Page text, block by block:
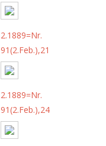
2.1889=Nr.
91(2.Feb.),21
2.1889=Nr.
91(2.Feb.),24